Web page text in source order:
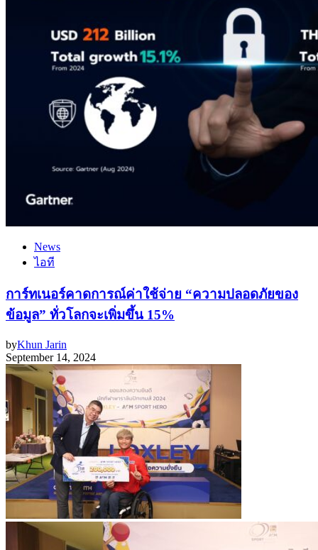
News
ไอที
การ์ทเนอร์คาดการณ์ค่าใช้จ่าย “ความปลอดภัยของ
ข้อมูล” ทั่วโลกจะเพิ่มขึ้น 15%
byKhun Jarin
September 14, 2024